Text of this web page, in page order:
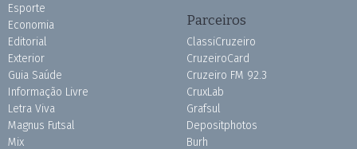
Esporte
Economia
Editorial
Exterior
Guia Saúde
Informação Livre
Letra Viva
Magnus Futsal
Mix
Parceiros
ClassiCruzeiro
CruzeiroCard
Cruzeiro FM 92.3
CruxLab
Grafsul
Depositphotos
Burh